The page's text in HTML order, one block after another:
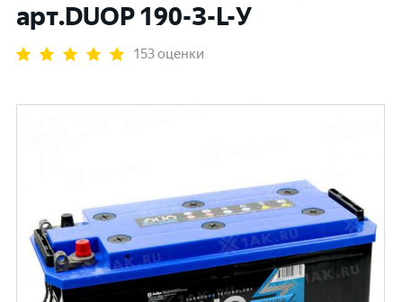
арт.DUOP 190-З-L-У
153 оценки